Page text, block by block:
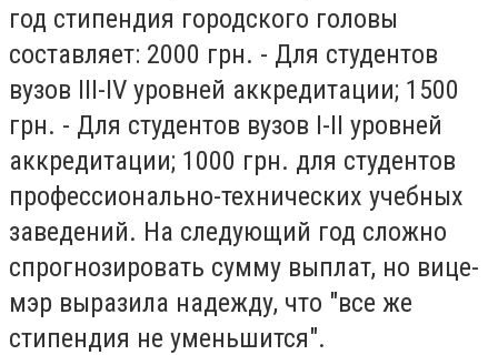
год стипендия городского головы
составляет: 2000 грн. - Для студентов
вузов III-IV уровней аккредитации; 1500
грн. - Для студентов вузов I-II уровней
аккредитации; 1000 грн. для студентов
профессионально-технических учебных
заведений. На следующий год сложно
спрогнозировать сумму выплат, но вице-
мэр выразила надежду, что "все же
стипендия не уменьшится".